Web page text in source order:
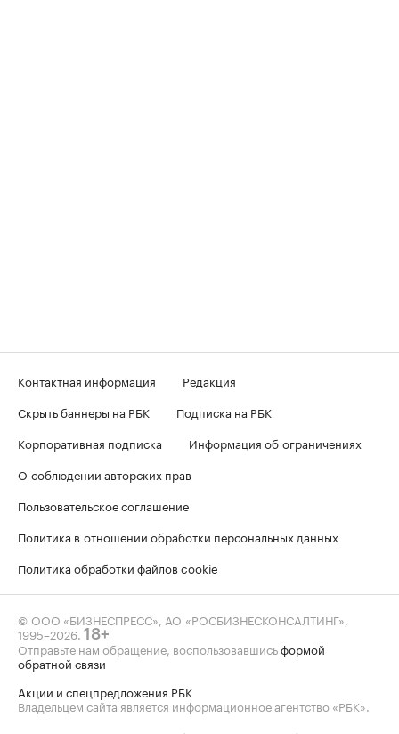
Контактная информация
Редакция
Скрыть баннеры на РБК
Подписка на РБК
Корпоративная подписка
Информация об ограничениях
О соблюдении авторских прав
Пользовательское соглашение
Политика в отношении обработки персональных данных
Политика обработки файлов cookie
© ООО «БИЗНЕСПРЕСС», АО «РОСБИЗНЕСКОНСАЛТИНГ»,
1995–2026 18+
Отправьте нам обращение, воспользовавшисьформой
обратной связи
Акции и спецпредложения РБК
Владельцем сайта является информационное агентство «РБК».